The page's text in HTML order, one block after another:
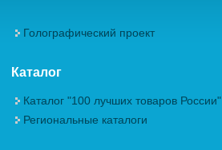
Голографический проект
Каталог
Каталог "100 лучших товаров России"
Региональные каталоги